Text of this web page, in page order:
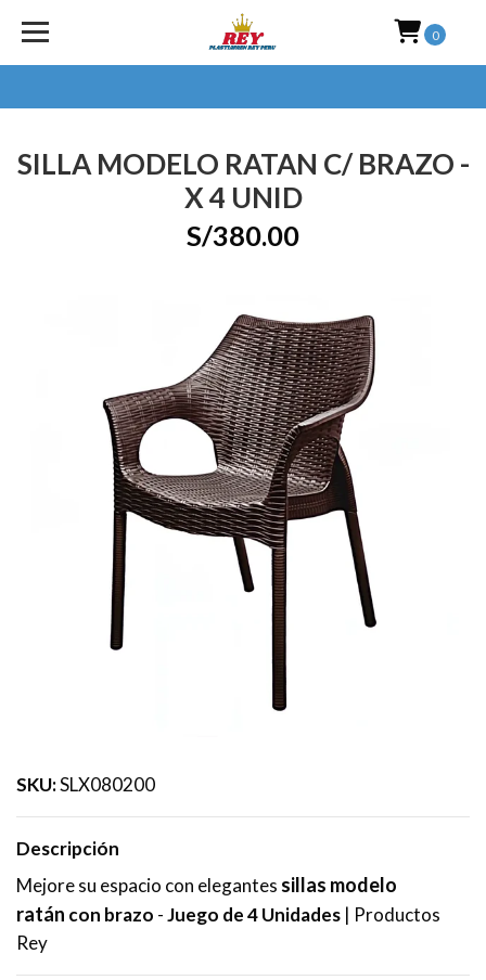
0
SILLA MODELO RATAN C/ BRAZO -
X 4 UNID
S/380.00
SKU:SLX080200
Descripción
Mejore su espacio con elegantes sillas modelo
ratán con brazo -Juego de 4 Unidades | Productos
Rey